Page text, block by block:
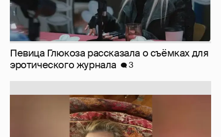
Юлия Высоцкая выложила селфи без